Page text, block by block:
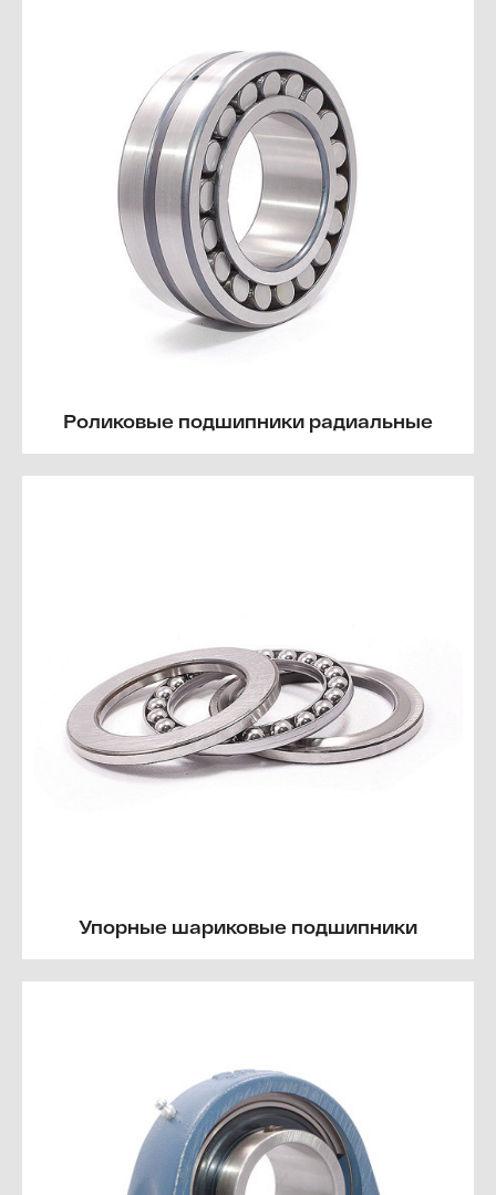
Роликовые подшипники радиальные
Упорные шариковые подшипники